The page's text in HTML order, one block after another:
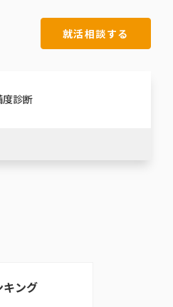
就活相談する
度診断
キング